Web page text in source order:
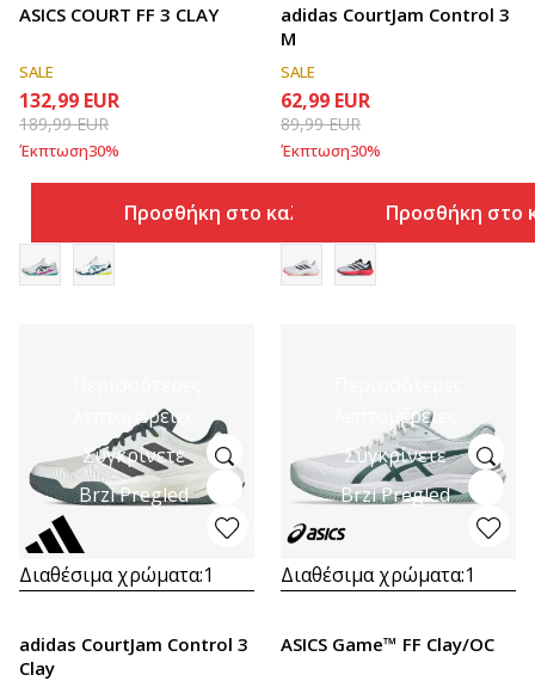
ASICS COURT FF 3 CLAY
SALE
132,99 EUR
189,99EUR
Έκπτωση30%
Προσθήκη στο καλάθι
adidas CourtJam Control 3
M
SALE
62,99 EUR
89,99EUR
Έκπτωση30%
Προσθήκη στο
λεπτομέρειες
Συγκρίνετε
Brzi Pregled
Διαθέσιμα χρώματα:1
adidas CourtJam Control 3
Clay
λεπτομέρειες
Συγκρίνετε
Brzi Pregled
Διαθέσιμα χρώματα:1
ASICS Game™ FF Clay/OC